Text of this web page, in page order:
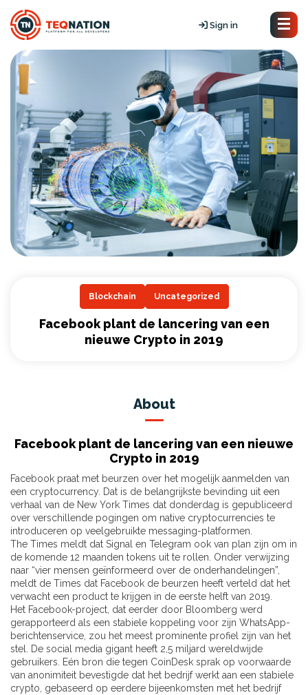
Sign in
Blockchain Uncategorized
Facebook plant de lancering van een
nieuwe Crypto in 2019
About
Facebook plant de lancering van een nieuwe
Crypto in 2019
Facebook praat met beurzen over het mogelijk aanmelden van
een cryptocurrency. Dat is de belangrijkste bevinding uit een
verhaal van de New York Times dat donderdag is gepubliceerd
over verschillende pogingen om native cryptocurrencies te
introduceren op veelgebruikte messaging-platformen.
The Times meldt dat Signal en Telegram ook van plan zijn om in
de komende 12 maanden tokens uit te rollen. Onder verwijzing
naar “vier mensen geïnformeerd over de onderhandelingen”,
meldt de Times dat Facebook de beurzen heeft verteld dat het
verwacht een product te krijgen in de eerste helft van 2019.
Het Facebook-project, dat eerder door Bloomberg werd
gerapporteerd als een stabiele koppeling voor zijn WhatsApp-
berichtenservice, zou het meest prominente profiel zijn van het
stel. De social media gigant heeft 2,5 miljard wereldwijde
gebruikers. Eén bron die tegen CoinDesk sprak op voorwaarde
van anonimiteit bevestigde dat het bedrijf werkt aan een stabiele
crypto, gebaseerd op eerdere bijeenkomsten met het bedrijf